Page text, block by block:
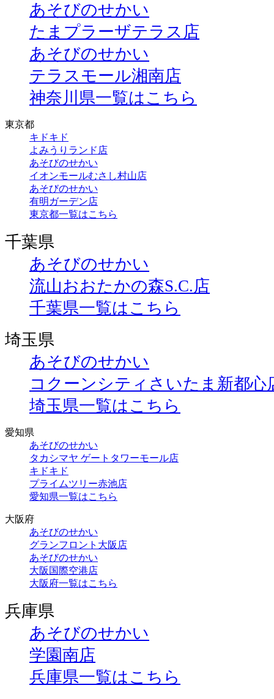
あそびのせかい
たまプラーザテラス店
あそびのせかい
テラスモール湘南店
神奈川県一覧はこちら
東京都
キドキド
よみうりランド店
あそびのせかい
イオンモールむさし村山店
あそびのせかい
有明ガーデン店
東京都一覧はこちら
千葉県
あそびのせかい
流山おおたかの森S.C.店
千葉県一覧はこちら
埼玉県
あそびのせかい
コクーンシティさいたま新都心
埼玉県一覧はこちら
愛知県
あそびのせかい
タカシマヤ ゲートタワーモール店
キドキド
プライムツリー赤池店
愛知県一覧はこちら
大阪府
あそびのせかい
グランフロント大阪店
あそびのせかい
大阪国際空港店
大阪府一覧はこちら
兵庫県
あそびのせかい
学園南店
兵庫県一覧はこちら